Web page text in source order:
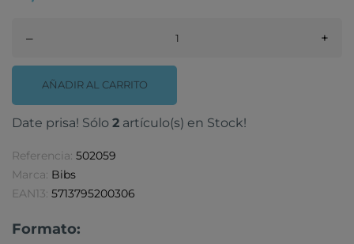
– +
AÑADIR AL CARRITO
Date prisa! Sólo 2 artículo(s) en Stock!
Referencia: 502059
Marca: Bibs
EAN13: 5713795200306
Formato: